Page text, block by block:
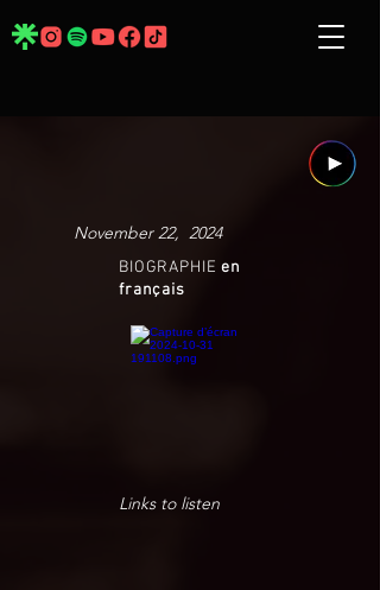
November 22, 2024
BIOGRAPHIEen
français
Links to listen